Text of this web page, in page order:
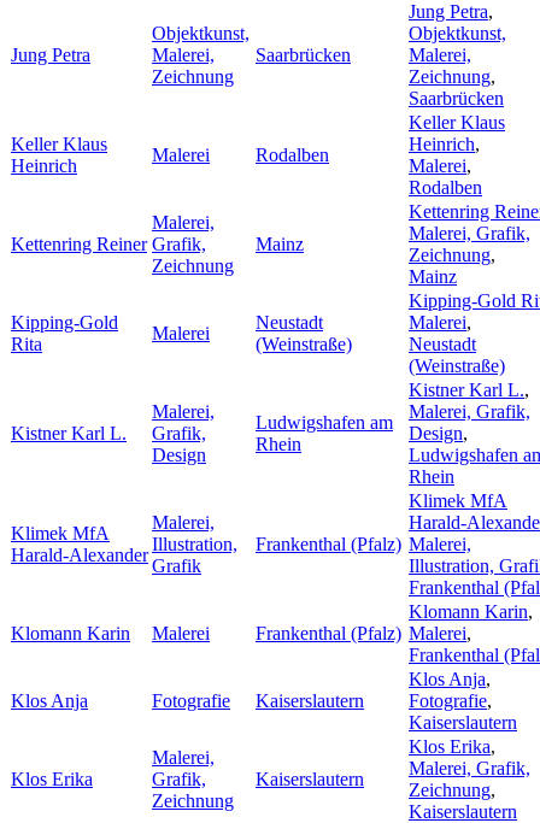
Jung Petra
Objektkunst,
Malerei,
Zeichnung
Saarbrücken
Jung Petra,
Objektkunst,
Malerei,
Zeichnung,
Saarbrücken
Keller Klaus
Heinrich
Malerei Rodalben
Keller Klaus
Heinrich,
Malerei,
Rodalben
Kettenring Reiner
Malerei,
Grafik,
Zeichnung
Mainz
Kettenring
Malerei, Grafik,
Zeichnung,
Mainz
Kipping-Gold
Rita
Malerei
Neustadt
(Weinstraße)
Kipping-Gold
Malerei,
Neustadt
(Weinstraße)
Kistner Karl L.
Malerei,
Grafik,
Design
Ludwigshafen am
Rhein
Kistner Karl L.,
Malerei, Grafik,
Design,
Ludwigshafen
Rhein
Klimek MfA
Harald-Alexander
Malerei,
Illustration,
Grafik
Frankenthal (Pfalz)
Klimek MfA
Harald-
Malerei,
Illustration,
Frankenthal
Klomann Karin Malerei Frankenthal (Pfalz)
Klomann Karin,
Malerei,
Frankenthal
Klos Anja Fotografie Kaiserslautern
Klos Anja,
Fotografie,
Kaiserslautern
Klos Erika
Malerei,
Grafik,
Zeichnung
Kaiserslautern
Klos Erika,
Malerei, Grafik,
Zeichnung,
Kaiserslautern